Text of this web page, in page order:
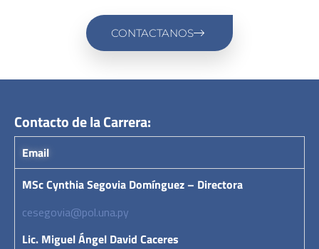
CONTACTANOS
Contacto de la Carrera:
Email
MSc Cynthia Segovia Domínguez – Directora
cesegovia@pol.una.py
Lic. Miguel Ángel David Caceres